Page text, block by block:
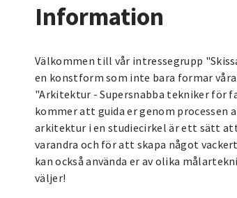
Information
Välkommen till vår intressegrupp
en konstform som inte bara formar
"Arkitektur - Supersnabba tekniker för
kommer att guida er genom processen
arkitektur i en studiecirkel är ett sätt
varandra och för att skapa något
kan också använda er av olika
väljer!